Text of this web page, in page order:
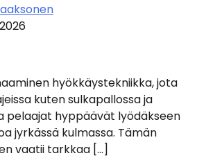
hyökkäystekniikka, jota
kuten sulkapallossa ja
pelaajat hyppäävät lyödäkseen
jyrkässä kulmassa. Tämän
vaatii tarkkaa […]